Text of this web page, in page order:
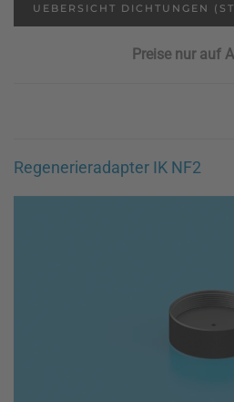
UEBERSICHT DICHTUNGEN
Preise nur auf
Regenerieradapter IK NF2